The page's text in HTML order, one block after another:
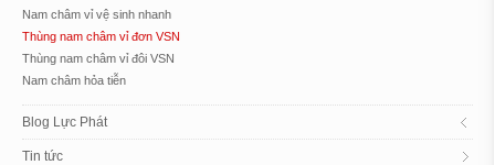
Nam châm vỉ vệ sinh nhanh
Thùng nam châm vỉ đơn VSN
Thùng nam châm vỉ đôi VSN
Nam châm hỏa tiễn
Blog Lực Phát
Tin tức